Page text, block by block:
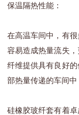
保温隔热性能：
在高温车间中，有
容易造成热量流失
纤维提供具有良好
部热量传递的车间中
硅橡胶玻纤套有着